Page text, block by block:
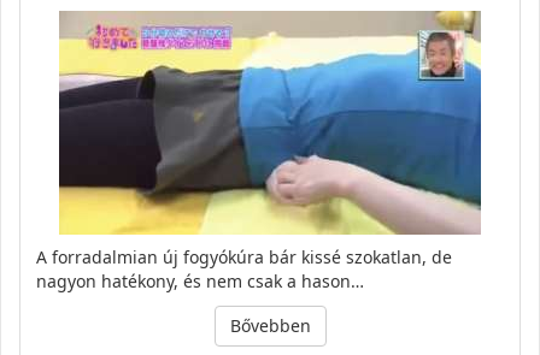
A forradalmian új fogyókúra bár kissé szokatlan, de
nagyon hatékony, és nem csak a hason…
Bővebben